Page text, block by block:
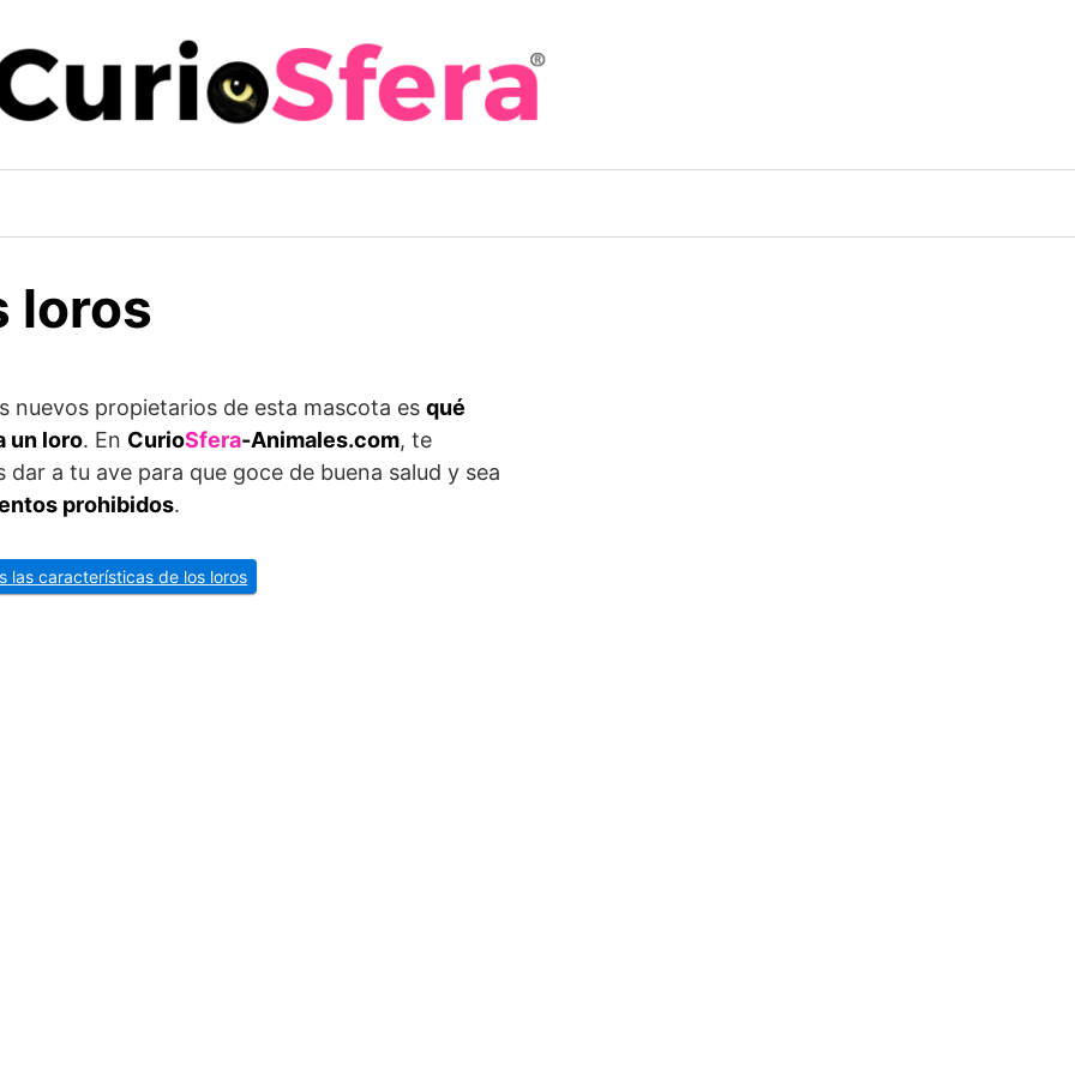
loros
nuevos propietarios de esta mascota es qué
un loro. En CurioSfera-Animales.com, te
a tu ave para que goce de buena salud y sea
prohibidos.
las características de los loros